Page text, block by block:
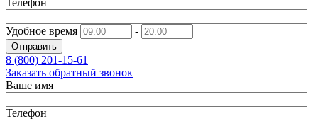
Телефон
Удобное время -
Отправить
8 (800) 201-15-61
Заказать обратный звонок
Ваше имя
Телефон